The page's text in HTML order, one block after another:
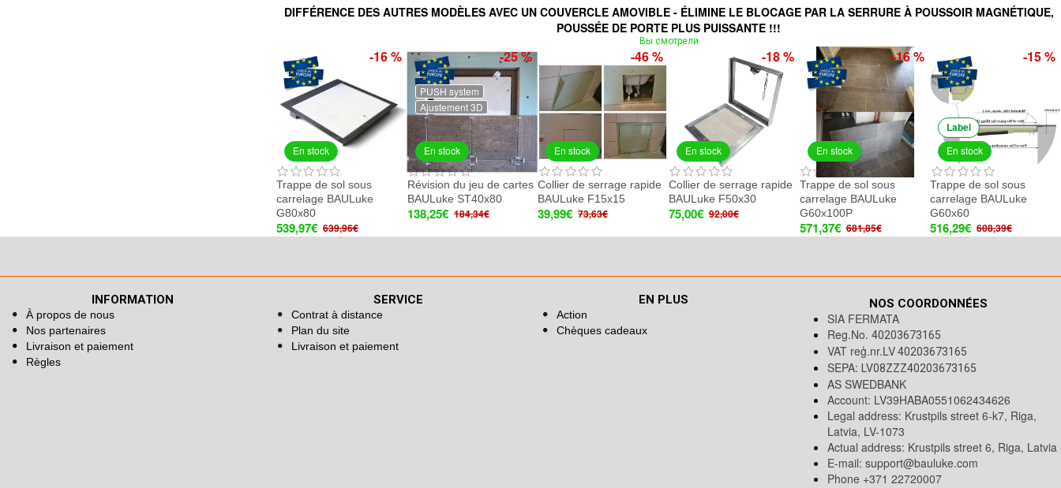
DIFFÉRENCE DES AUTRES MODÈLES AVEC UN COUVERCLE AMOVIBLE - ÉLIMINE LE BLOCAGE PAR LA SERRURE À POUSSOIR MAGNÉTIQUE,
POUSSÉE DE PORTE PLUS PUISSANTE !!!
Вы смотрели
En stock
-16 %
Trappe de sol sous
carrelage BAULuke
G80x80
539,97€ 639,96€
PUSH system
En stock
Ajustement 3D
-25 %
Révision du jeu de cartes
BAULuke ST40x80
138,25€ 184,34€
En stock
-46 %
Collier de serrage rapide
BAULuke F15x15
39,99€ 73,63€
En stock
-18 %
Collier de serrage rapide
BAULuke F50x30
75,00€ 92,00€
En stock
-16 %
Trappe de sol sous
carrelage BAULuke
G60x100P
571,37€ 681,85€
En stock
Label
-15 %
Trappe de sol sous
carrelage BAULuke
G60x60
516,29€ 608,39€
INFORMATION
À propos de nous
Nos partenaires
Livraison et paiement
Règles
SERVICE
Contrat à distance
Plan du site
Livraison et paiement
EN PLUS
Action
Chèques cadeaux
NOS COORDONNÉES
SIA FERMATA
Reg.No. 40203673165
VAT reģ.nr.LV40203673165
SEPA: LV08ZZZ40203673165
AS SWEDBANK
Account: LV39HABA0551062434626
Legal address: Krustpils street 6-k7, Riga,
Latvia, LV-1073
Actual address: Krustpils street 6, Riga, Latvia
E-mail: support@bauluke.com
Phone +371 22720007